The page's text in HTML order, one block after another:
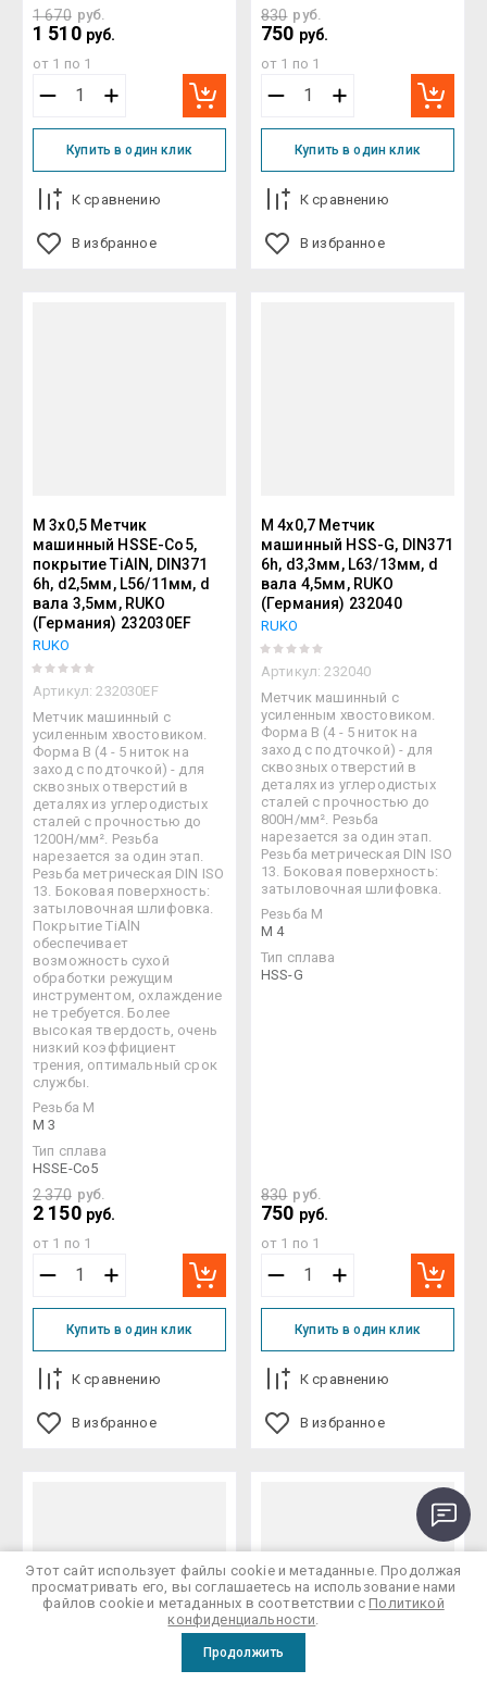
1 670 руб.
1 510 руб.
от 1 по 1
Купить в один клик
К сравнению
В избранное
830 руб.
750 руб.
от 1 по 1
Купить в один клик
К сравнению
В избранное
М 3х0,5 Метчик
машинный HSSE-Co5,
покрытие TiAlN, DIN371
6h, d2,5мм, L56/11мм, d
вала 3,5мм, RUKO
(Германия) 232030EF
RUKO
Артикул: 232030EF
Метчик машинный с
усиленным хвостовиком.
Форма В (4 - 5 ниток на
заход с подточкой) - для
сквозных отверстий в
деталях из углеродистых
сталей с прочностью до
1200Н/мм². Резьба
нарезается за один этап.
Резьба метрическая DIN ISO
13. Боковая поверхность:
затыловочная шлифовка.
Покрытие TiAlN
обеспечивает
возможность сухой
обработки режущим
инструментом, охлаждение
не требуется. Более
высокая твердость, очень
низкий коэффициент
трения, оптимальный срок
службы.
Резьба М
M 3
Тип сплава
HSSE-Co5
2 370 руб.
2 150 руб.
от 1 по 1
Купить в один клик
К сравнению
В избранное
М 4х0,7 Метчик
машинный HSS-G, DIN371
6h, d3,3мм, L63/13мм, d
вала 4,5мм, RUKO
(Германия) 232040
RUKO
Артикул: 232040
Метчик машинный с
усиленным хвостовиком.
Форма В (4 - 5 ниток на
заход с подточкой) - для
сквозных отверстий в
деталях из углеродистых
сталей с прочностью до
800Н/мм². Резьба
нарезается за один этап.
Резьба метрическая DIN ISO
13. Боковая поверхность:
затыловочная шлифовка.
Резьба М
M 4
Тип сплава
HSS-G
830 руб.
750 руб.
от 1 по 1
Купить в один клик
К сравнению
В избранное
Этот сайт использует файлы cookie и метаданные. Продолжая
просматривать его, вы соглашаетесь на использование нами
файлов cookie и метаданных в соответствии с Политикой
конфиденциальности.
Продолжить